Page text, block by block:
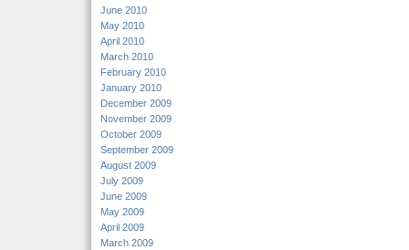
June 2010
May 2010
April 2010
March 2010
February 2010
January 2010
December 2009
November 2009
October 2009
September 2009
August 2009
July 2009
June 2009
May 2009
April 2009
March 2009